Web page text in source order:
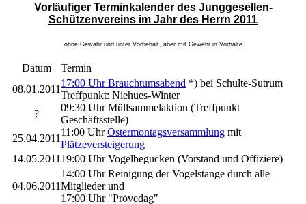
Vorläufiger Terminkalender des Junggesellen-
Schützenvereins im Jahr des Herrn 2011
ohne Gewähr und unter Vorbehalt, aber mit Gewehr in Vorhalte
Datum
Termin
08.01.2011
17:00 Uhr Brauchtumsabend *) bei Schulte-Sutrum
Treffpunkt: Niehues-Winter
?
09:30 Uhr Müllsammelaktion (Treffpunkt
Geschäftsstelle)
25.04.2011
11:00 UhrOstermontagsversammlung mit
Plätzeversteigerung
14.05.2011 19:00 Uhr Vogelbegucken (Vorstand und Offiziere)
04.06.2011
14:00 Uhr Reinigung der Vogelstange durch alle
Mitglieder und
17:00 Uhr "Prövedag"